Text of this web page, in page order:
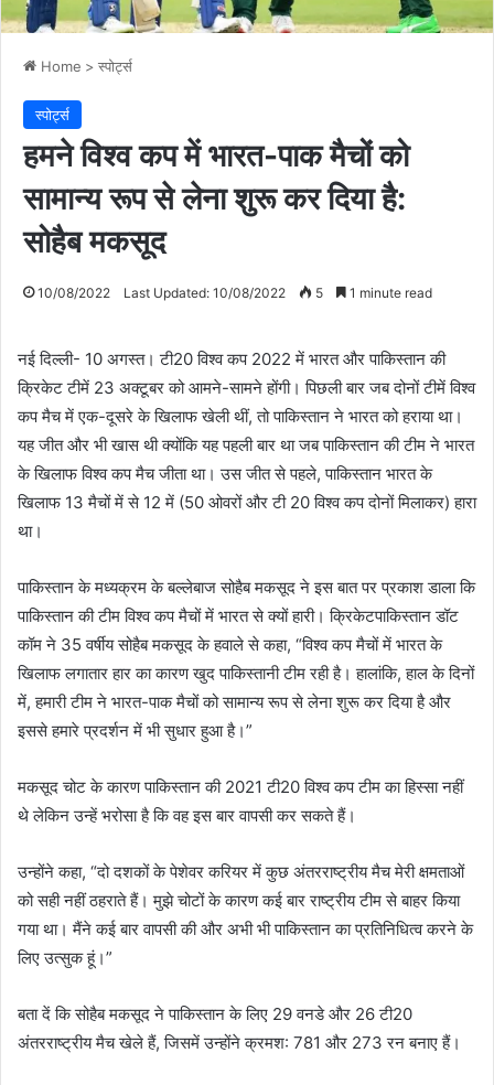
Home > स्पोर्ट्स
स्पोर्ट्स
हमने विश्व कप में भारत-पाक मैचों को
सामान्य रूप से लेना शुरू कर दिया है:
सोहैब मकसूद
10/08/2022 Last Updated: 10/08/2022 5 1 minute read
नई दिल्ली- 10 अगस्त। टी20 विश्व कप 2022 में भारत और पाकिस्तान की
क्रिकेट टीमें 23 अक्टूबर को आमने-सामने होंगी। पिछली बार जब दोनों टीमें विश्व
कप मैच में एक-दूसरे के खिलाफ खेली थीं, तो पाकिस्तान ने भारत को हराया था।
यह जीत और भी खास थी क्योंकि यह पहली बार था जब पाकिस्तान की टीम ने भारत
के खिलाफ विश्व कप मैच जीता था। उस जीत से पहले, पाकिस्तान भारत के
खिलाफ 13 मैचों में से 12 में (50 ओवरों और टी 20 विश्व कप दोनों मिलाकर) हारा
था।
पाकिस्तान के मध्यक्रम के बल्लेबाज सोहैब मकसूद ने इस बात पर प्रकाश डाला कि
पाकिस्तान की टीम विश्व कप मैचों में भारत से क्यों हारी। क्रिकेटपाकिस्तान डॉट
कॉम ने 35 वर्षीय सोहैब मकसूद के हवाले से कहा, “विश्व कप मैचों में भारत के
खिलाफ लगातार हार का कारण खुद पाकिस्तानी टीम रही है। हालांकि, हाल के दिनों
में, हमारी टीम ने भारत-पाक मैचों को सामान्य रूप से लेना शुरू कर दिया है और
इससे हमारे प्रदर्शन में भी सुधार हुआ है।”
मकसूद चोट के कारण पाकिस्तान की 2021 टी20 विश्व कप टीम का हिस्सा नहीं
थे लेकिन उन्हें भरोसा है कि वह इस बार वापसी कर सकते हैं।
उन्होंने कहा, “दो दशकों के पेशेवर करियर में कुछ अंतरराष्ट्रीय मैच मेरी क्षमताओं
को सही नहीं ठहराते हैं। मुझे चोटों के कारण कई बार राष्ट्रीय टीम से बाहर किया
गया था। मैंने कई बार वापसी की और अभी भी पाकिस्तान का प्रतिनिधित्व करने के
लिए उत्सुक हूं।”
बता दें कि सोहैब मकसूद ने पाकिस्तान के लिए 29 वनडे और 26 टी20
अंतरराष्ट्रीय मैच खेले हैं, जिसमें उन्होंने क्रमश: 781 और 273 रन बनाए हैं।